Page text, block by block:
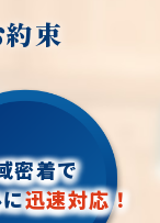
束
密着で
迅速対応！